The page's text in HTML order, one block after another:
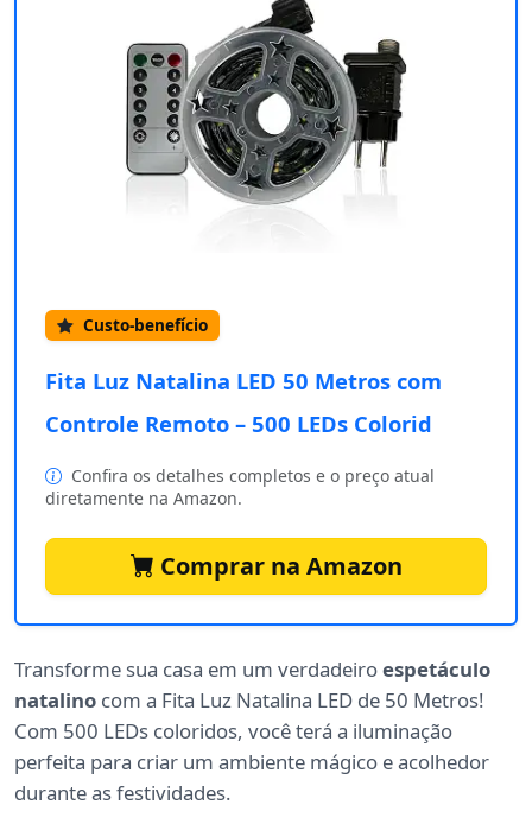
Custo-benefício
Fita Luz Natalina LED 50 Metros com
Controle Remoto – 500 LEDs Colorid
Confira os detalhes completos e o preço atual
diretamente na Amazon.
Comprar na Amazon
Transforme sua casa em um verdadeiroespetáculo
natalino com a Fita Luz Natalina LED de 50 Metros!
Com 500 LEDs coloridos, você terá a iluminação
perfeita para criar um ambiente mágico e acolhedor
durante as festividades.